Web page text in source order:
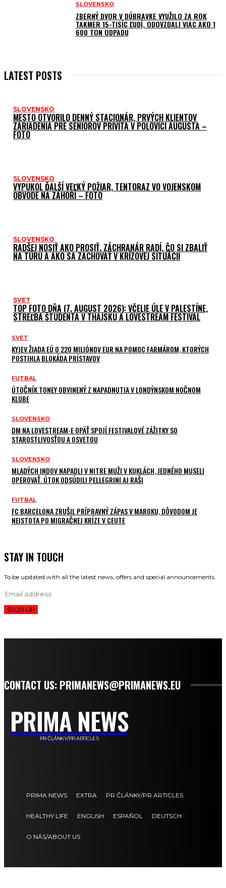
SLOVENSKO
ZBERNÝ DVOR V DÚBRAVKE VYUŽILO ZA ROK
TAKMER 15-TISÍC ĽUDÍ, ODOVZDALI VIAC AKO 1
600 TON ODPADU
LATEST POSTS
SLOVENSKO
MESTO OTVORILO DENNÝ STACIONÁR, PRVÝCH KLIENTOV
ZARIADENIA PRE SENIOROV PRIVÍTA V POLOVICI AUGUSTA –
FOTO
SLOVENSKO
VYPUKOL ĎALŠÍ VEĽKÝ POŽIAR, TENTORAZ VO VOJENSKOM
OBVODE NA ZÁHORÍ – FOTO
SLOVENSKO
RADŠEJ NOSIŤ AKO PROSIŤ. ZÁCHRANÁR RADÍ, ČO SI ZBALIŤ
NA TÚRU A AKO SA ZACHOVAŤ V KRÍZOVEJ SITUÁCII
SVET
TOP FOTO DŇA (7. AUGUST 2026): VČELIE ÚLE V PALESTÍNE,
STREĽBA ŠTUDENTA V THAJSKU A LOVESTREAM FESTIVAL
SVET
KYJEV ŽIADA EÚ O 220 MILIÓNOV EUR NA POMOC FARMÁROM, KTORÝCH
POSTIHLA BLOKÁDA PRÍSTAVOV
FUTBAL
ÚTOČNÍK TONEY OBVINENÝ Z NAPADNUTIA V LONDÝNSKOM NOČNOM
KLUBE
SLOVENSKO
DM NA LOVESTREAM-E OPÄŤ SPOJÍ FESTIVALOVÉ ZÁŽITKY SO
STAROSTLIVOSŤOU A OSVETOU
SLOVENSKO
MLADÝCH INDOV NAPADLI V NITRE MUŽI V KUKLÁCH, JEDNÉHO MUSELI
OPEROVAŤ. ÚTOK ODSÚDILI PELLEGRINI AJ RAŠI
FUTBAL
FC BARCELONA ZRUŠIL PRÍPRAVNÝ ZÁPAS V MAROKU, DÔVODOM JE
NEISTOTA PO MIGRAČNEJ KRÍZE V CEUTE
STAY IN TOUCH
To be updated with all the latest news, offers and special announcements.
SIGN UP
CONTACT US: PRIMANEWS@PRIMANEWS.EU
PRIMA NEWS
PR ČLÁNKY/PR ARTICLES
PRIMA NEWS EXTRA PR ČLÁNKY/PR ARTICLES
HEALTHY LIFE ENGLISH ESPAÑOL DEUTSCH
O NÁS/ABOUT US